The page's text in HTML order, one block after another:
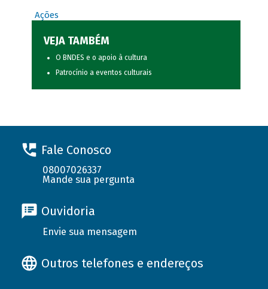
Ações
VEJA TAMBÉM
O BNDES e o apoio à cultura
Patrocínio a eventos culturais
Fale Conosco
08007026337
Mande sua pergunta
Ouvidoria
Envie sua mensagem
Outros telefones e endereços